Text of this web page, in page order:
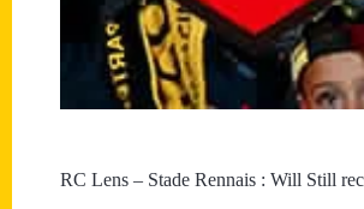
RC Lens – Stade Rennais : Will Still